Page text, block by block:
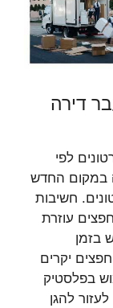
דירה
לפי
במקום החדש
חשיבות
עוזרת
בזמן
יקרים
בפלסטיק
להגן